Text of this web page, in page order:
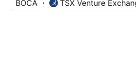
BOCA TSX Venture